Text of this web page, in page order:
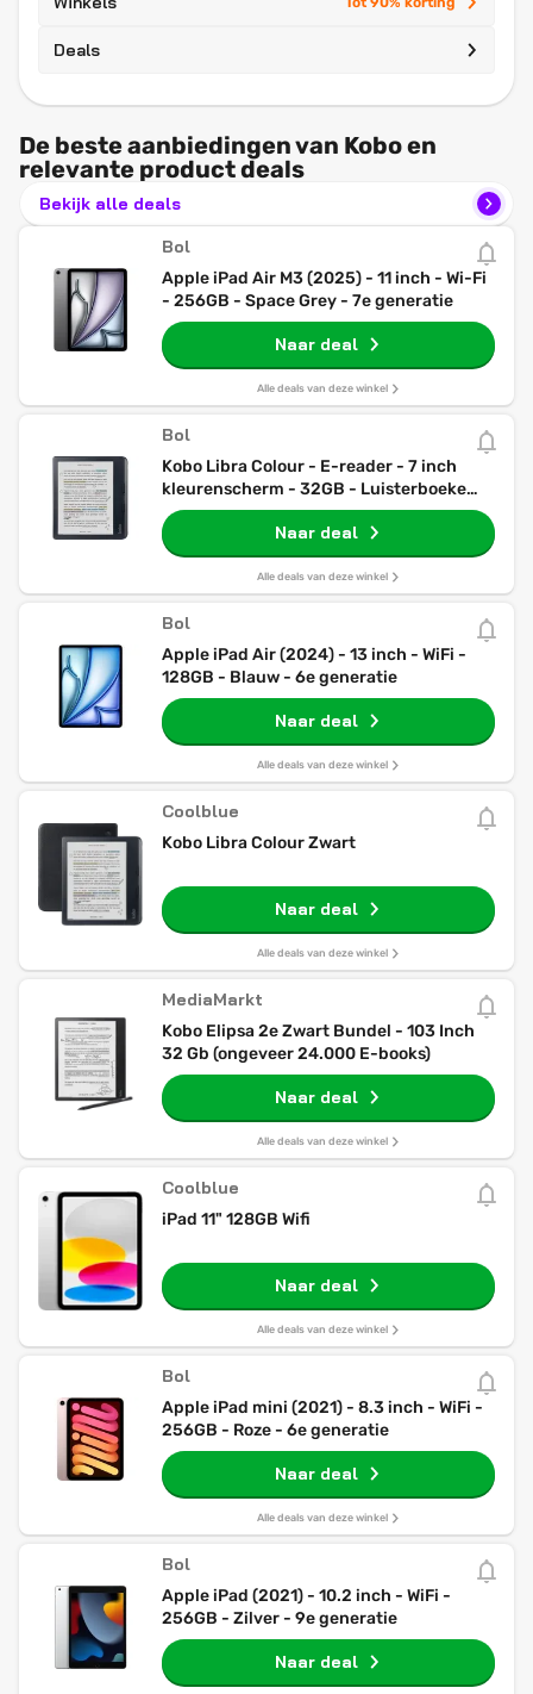
Deals
De beste aanbiedingen van Kobo en
relevante product deals
Bekijk alle deals
Bol
Apple iPad Air M3 (2025) - 11 inch - Wi-Fi
- 256GB - Space Grey - 7e generatie
Naar deal
Alle deals van deze winkel
Bol
Kobo Libra Colour - E-reader - 7 inch
kleurenscherm - 32GB - Luisterboeken -
Zwart
Naar deal
Alle deals van deze winkel
Bol
Apple iPad Air (2024) - 13 inch - WiFi -
128GB - Blauw - 6e generatie
Naar deal
Alle deals van deze winkel
Coolblue
Kobo Libra Colour Zwart
Naar deal
Alle deals van deze winkel
MediaMarkt
Kobo Elipsa 2e Zwart Bundel - 103 Inch
32 Gb (ongeveer 24.000 E-books)
Naar deal
Alle deals van deze winkel
Coolblue
iPad 11" 128GB Wifi
Naar deal
Alle deals van deze winkel
Bol
Apple iPad mini (2021) - 8.3 inch - WiFi -
256GB - Roze - 6e generatie
Naar deal
Alle deals van deze winkel
Bol
Apple iPad (2021) - 10.2 inch - WiFi -
256GB - Zilver - 9e generatie
Naar deal